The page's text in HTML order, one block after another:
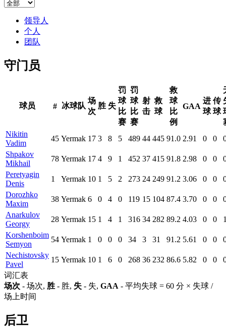
领导人
个人
团队
守门员
球员 # 冰球队
场
次
胜 失
罚
球
比
赛
罚
球
比
赛
射
击
救
球
救
球
比
例
GAA
进
球
传
球
Nikitin
Vadim
45 Yermak 17 3 8 5 489 44 445 91.0 2.91 0 0
Shpakov
Mikhail
78 Yermak 17 4 9 1 452 37 415 91.8 2.98 0 0
Peretyagin
Denis
1 Yermak 10 1 5 2 273 24 249 91.2 3.06 0 0
Dorozhko
Maxim
38 Yermak 6 0 4 0 119 15 104 87.4 3.70 0 0
Anarkulov
Georgy
28 Yermak 15 1 4 1 316 34 282 89.2 4.03 0 0
Korshenboim
Semyon
54 Yermak 1 0 0 0 34 3 31 91.2 5.61 0 0
Nechistovsky
Pavel
15 Yermak 10 1 6 0 268 36 232 86.6 5.82 0 0
词汇表
场次 - 场次, 胜 - 胜, 失 - 失, GAA - 平均失球 = 60 分 × 失球 /
场上时间
后卫